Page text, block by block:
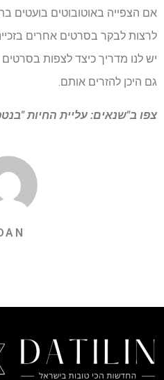
אם הצפייה באוטובוטים בועטים
לרצות לבקר בסרטים אחרים
יש לנו מדריך כיצד לצפות
גם היכן להזרים אותם.
צפו ב"שנאים: עליית החיות